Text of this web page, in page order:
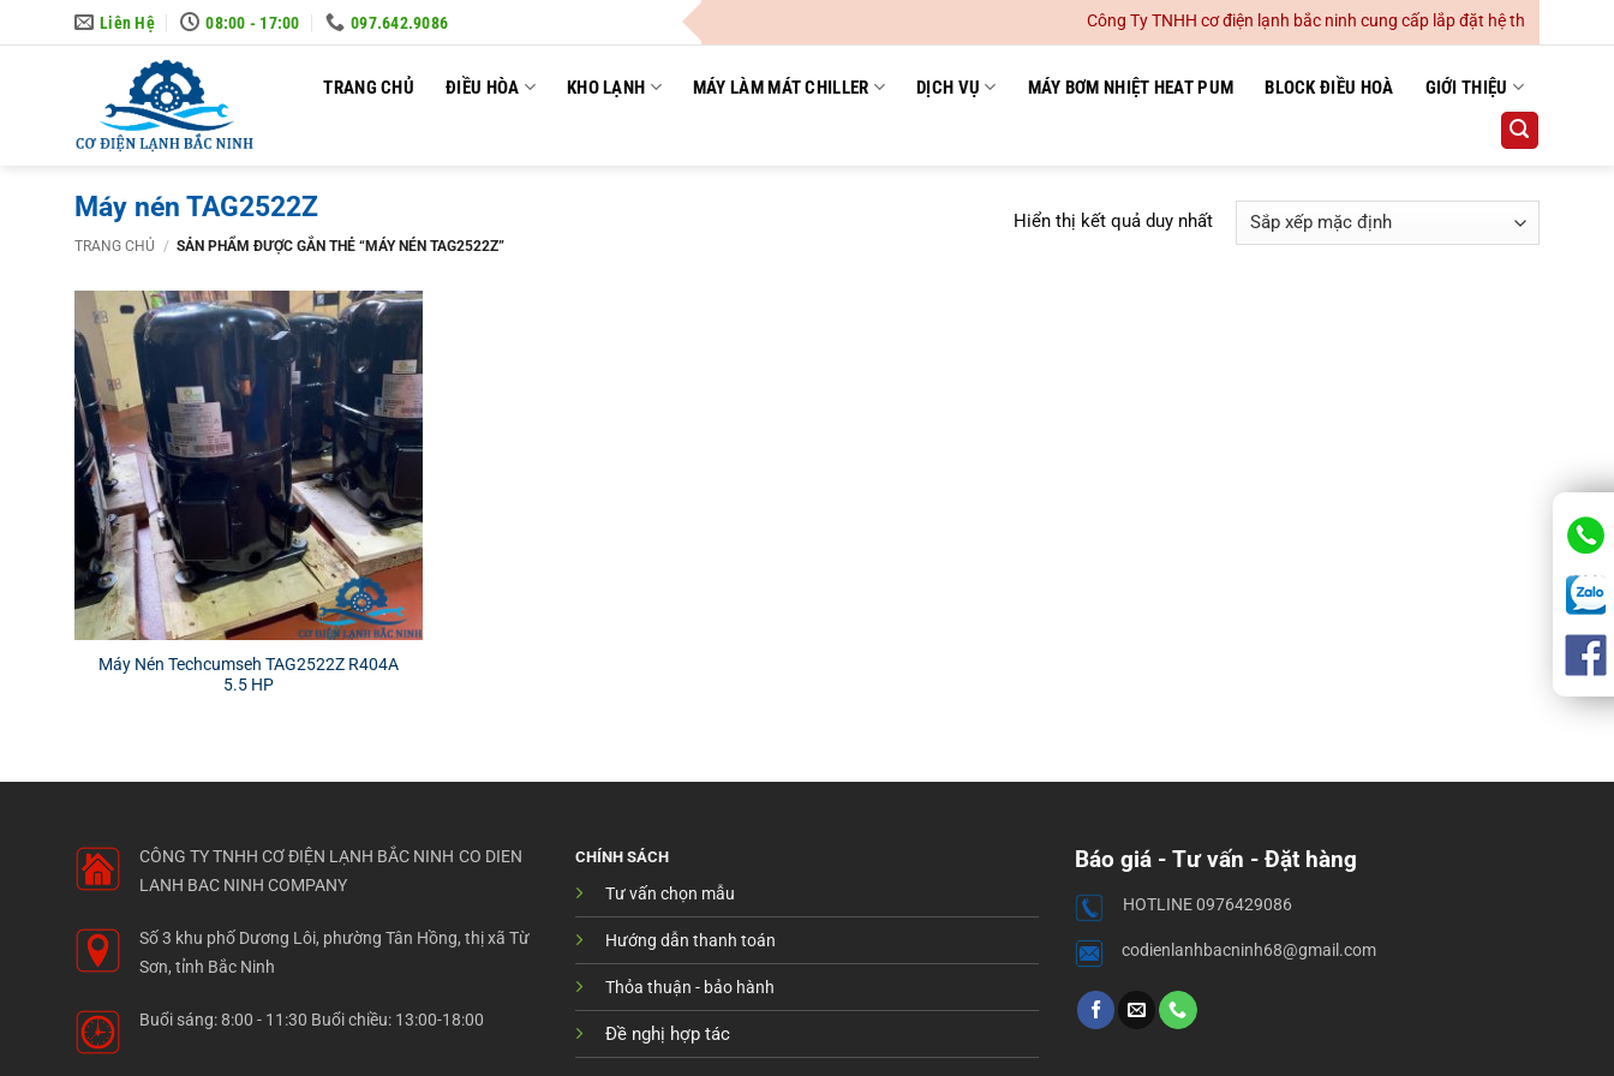
to
Liên Hệ 08:00 - 17:00 097.642.9086 Công Ty TNHH cơ điện lạnh bắc ninh cung cấp lắp đặt hệ thống điều hoà
TRANG CHỦ ĐIỀU HÒA KHO LẠNH MÁY LÀM MÁT CHILLER DỊCH VỤ MÁY BƠM NHIỆT HEAT PUM BLOCK ĐIỀU HOÀ GIỚI THIỆU
Máy nén TAG2522Z
TRANG CHỦ / SẢN PHẨM ĐƯỢC GẮN THẺ “MÁY NÉN TAG2522Z”
Hiển thị kết quả duy nhất
Máy Nén Techcumseh TAG2522Z R404A
5.5 HP
CÔNG TY TNHH CƠ ĐIỆN LẠNH BẮC NINH CO DIEN
LANH BAC NINH COMPANY
Số 3 khu phố Dương Lôi, phường Tân Hồng, thị xã Từ
Sơn, tỉnh Bắc Ninh
Buổi sáng: 8:00 - 11:30 Buổi chiều: 13:00-18:00
CHÍNH SÁCH
Tư vấn chọn mẫu
Hướng dẫn thanh toán
Thỏa thuận - bảo hành
Đề nghị hợp tác
Báo giá - Tư vấn - Đặt hàng
HOTLINE 0976429086
codienlanhbacninh68@gmail.com